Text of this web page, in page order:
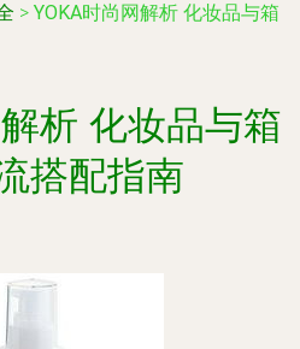
> YOKA时尚网解析 化妆品与箱
析 化妆品与箱
搭配指南